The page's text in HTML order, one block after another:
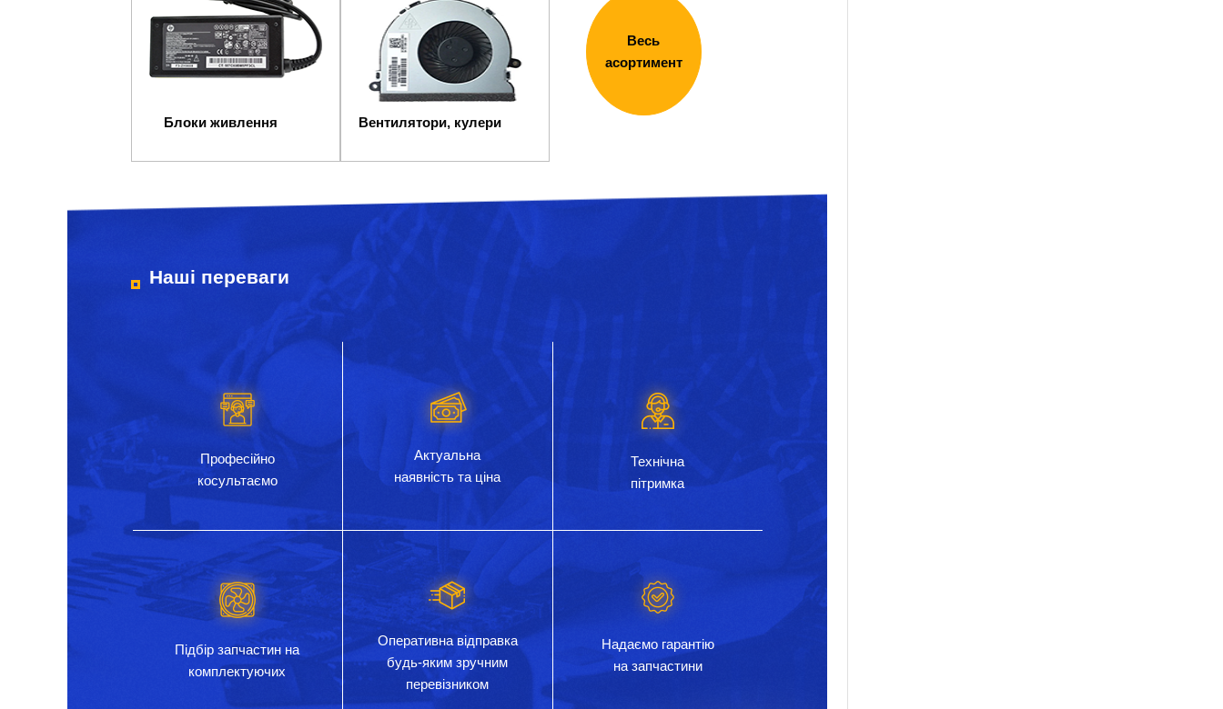
Блоки живлення Вентилятори, кулери
Весь
асортимент
Наші переваги
Професійно
косультаємо
Актуальна
наявність та ціна
Технічна
пітримка
Підбір запчастин на
комплектуючих
Оперативна відправка
будь-яким зручним
перевізником
Надаємо гарантію
на запчастини